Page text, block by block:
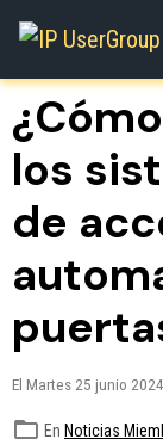
los
de
El Martes 25 junio 2024
En Noticias